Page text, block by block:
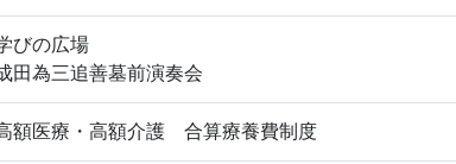
びの広場
田為三追善墓前演奏会
額医療・高額介護 合算療養費制度